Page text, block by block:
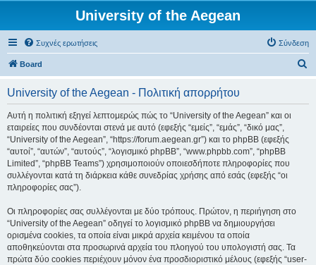
University of the Aegean
Συχνές ερωτήσεις Σύνδεση
Board
University of the Aegean - Πολιτική απορρήτου
Αυτή η πολιτική εξηγεί λεπτομερώς πώς το “University of the Aegean” και οι
εταιρείες που συνδέονται στενά με αυτό (εφεξής “εμείς”, “εμάς”, “δικό μας”,
“University of the Aegean”, “https://forum.aegean.gr”) και το phpBB (εφεξής
“αυτοί”, “αυτών”, “αυτούς”, “λογισμικό phpBB”, “www.phpbb.com”, “phpBB
Limited”, “phpBB Teams”) χρησιμοποιούν οποιεσδήποτε πληροφορίες που
συλλέγονται κατά τη διάρκεια κάθε συνεδρίας χρήσης από εσάς (εφεξής “οι
πληροφορίες σας”).
Οι πληροφορίες σας συλλέγονται με δύο τρόπους. Πρώτον, η περιήγηση στο
“University of the Aegean” οδηγεί το λογισμικό phpBB να δημιουργήσει
ορισμένα cookies, τα οποία είναι μικρά αρχεία κειμένου τα οποία
αποθηκεύονται στα προσωρινά αρχεία του πλοηγού του υπολογιστή σας. Τα
πρώτα δύο cookies περιέχουν μόνον ένα προσδιοριστικό μέλους (εφεξής “user-